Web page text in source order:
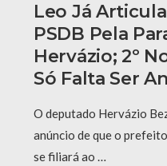
Leo Já
PSDB Pela
Hervázio; 2º
Só Falta Ser
O deputado Hervázio
anúncio de que o
se filiará ao …